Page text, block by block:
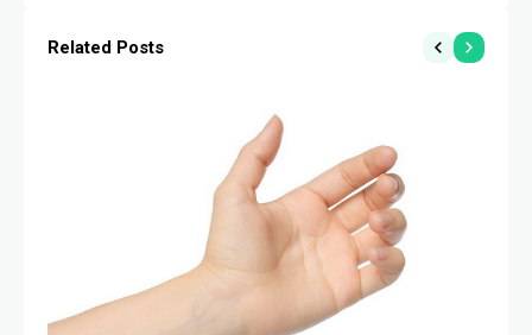
Related Posts